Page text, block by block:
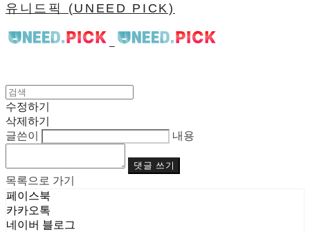
유니드픽 (UNEED PICK)
수정하기
삭제하기
글쓴이
내용
댓글 쓰기
목록으로 가기
페이스북
카카오톡
네이버 블로그